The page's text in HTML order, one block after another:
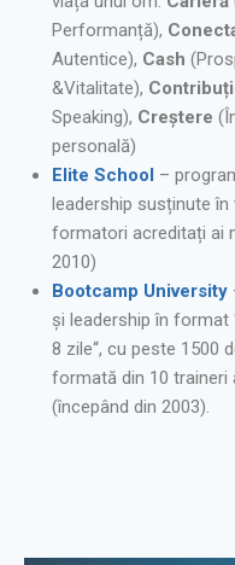
Performanță),
Autentice), Cash
&Vitalitate),
Speaking), Creștere
personală)
Elite School –
leadership susținute
formatori acreditați ai
2010)
Bootcamp University
și leadership în format
8 zile‘‘, cu peste 1500
formată din 10
(începând din 2003).